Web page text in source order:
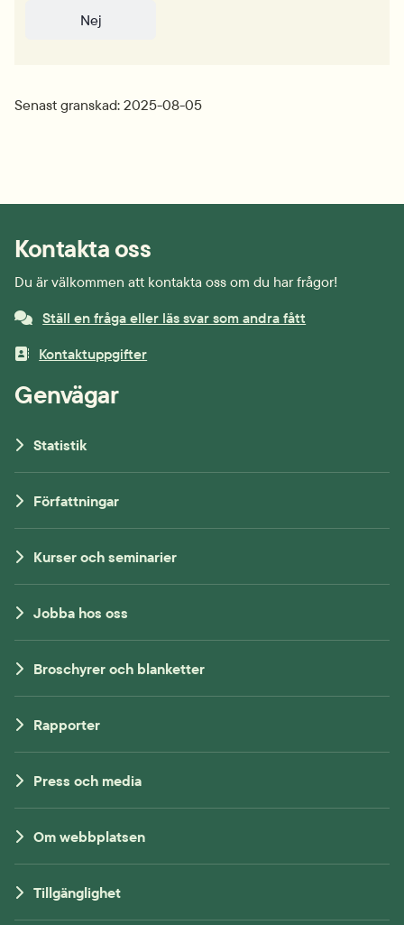
Nej
Senast granskad: 2025-08-05
Kontakta oss
Du är välkommen att kontakta oss om du har frågor!
Ställ en fråga eller läs svar som andra fått
Kontaktuppgifter
Genvägar
Statistik
Författningar
Kurser och seminarier
Jobba hos oss
Broschyrer och blanketter
Rapporter
Press och media
Om webbplatsen
Tillgänglighet